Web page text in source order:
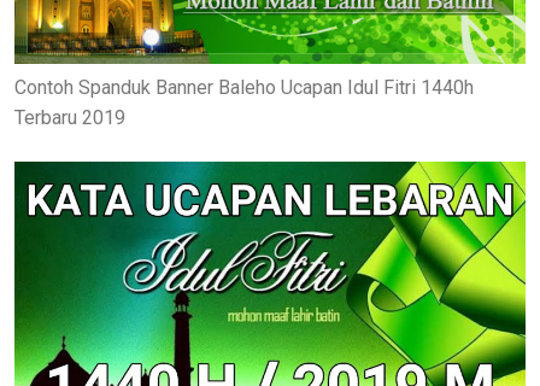
Contoh Spanduk Banner Baleho Ucapan Idul Fitri 1440h
Terbaru 2019